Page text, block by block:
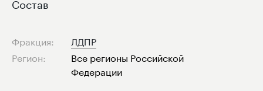
Фракция:
ЛДПР
Регион:
Все регионы Российской
Федерации